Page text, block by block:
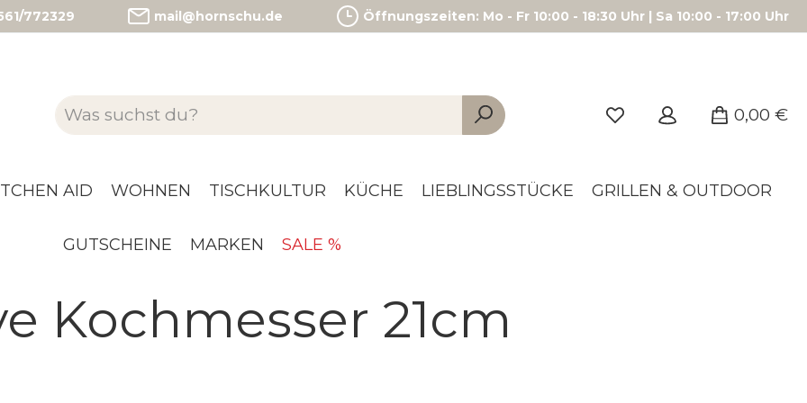
772329 mail@hornschu.de Öffnungszeiten: Mo - Fr 10:00 - 18:30 Uhr | Sa 10:00 - 17:00 Uhr
0,00 €
AID WOHNEN TISCHKULTUR KÜCHE LIEBLINGSSTÜCKE GRILLEN & OUTDOOR
GUTSCHEINE MARKEN SALE %
Kochmesser 21cm